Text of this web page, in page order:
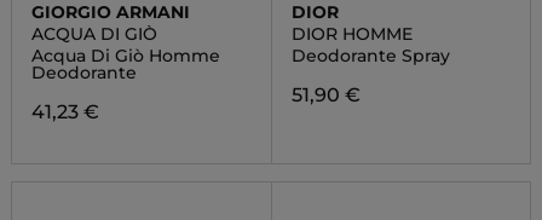
GIORGIO ARMANI
ACQUA DI GIÒ
Acqua Di Giò Homme
Deodorante
41,23 €
DIOR
DIOR HOMME
Deodorante Spray
51,90 €